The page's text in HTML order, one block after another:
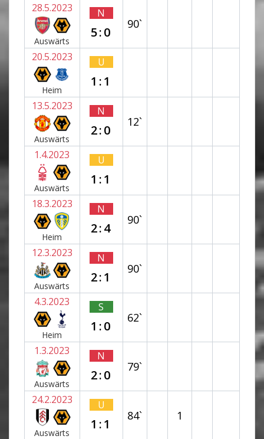
28.5.2023
Auswärts
N
5:0
90`
20.5.2023
Heim
U
1:1
13.5.2023
Auswärts
N
2:0
12`
1.4.2023
Auswärts
U
1:1
18.3.2023
Heim
N
2:4
90`
12.3.2023
Auswärts
N
2:1
90`
4.3.2023
Heim
S
1:0
62`
1.3.2023
Auswärts
N
2:0
79`
24.2.2023
Auswärts
U
1:1
84` 1